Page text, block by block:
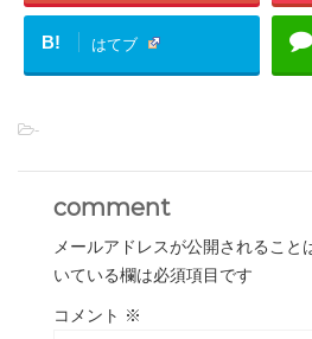
B! はてブ
-
comment
メールアドレスが公開されること
いている欄は必須項目です
コメント ※